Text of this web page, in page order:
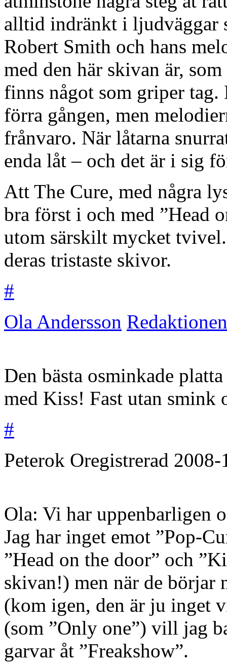
alltid indränkt i ljudväggar
Robert Smith och hans
med den här skivan är,
finns något som griper
förra gången, men
frånvaro. När låtarna
enda låt – och det är i sig
Att The Cure, med några
bra först i och med ”Head
utom särskilt mycket tvivel.
deras tristaste skivor.
#
Ola Andersson Redaktionen
Den bästa osminkade
med Kiss! Fast utan smink
#
Peterok Oregistrerad 2008-
Ola: Vi har uppenbarligen
Jag har inget emot ”Pop-
”Head on the door” och
skivan!) men när de börjar
(kom igen, den är ju inget
(som ”Only one”) vill jag
garvar åt ”Freakshow”.